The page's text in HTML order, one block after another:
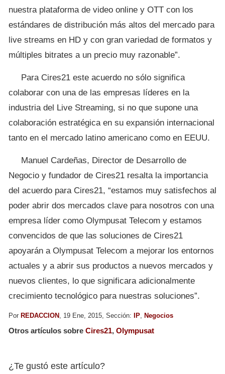
nuestra plataforma de video online y OTT con los
estándares de distribución más altos del mercado para
live streams en HD y con gran variedad de formatos y
múltiples bitrates a un precio muy razonable”.
Para Cires21 este acuerdo no sólo significa
colaborar con una de las empresas líderes en la
industria del Live Streaming, si no que supone una
colaboración estratégica en su expansión internacional
tanto en el mercado latino americano como en EEUU.
Manuel Cardeñas, Director de Desarrollo de
Negocio y fundador de Cires21 resalta la importancia
del acuerdo para Cires21, “estamos muy satisfechos al
poder abrir dos mercados clave para nosotros con una
empresa líder como Olympusat Telecom y estamos
convencidos de que las soluciones de Cires21
apoyarán a Olympusat Telecom a mejorar los entornos
actuales y a abrir sus productos a nuevos mercados y
nuevos clientes, lo que significara adicionalmente
crecimiento tecnológico para nuestras soluciones”.
Por REDACCION , 19 Ene, 2015, Sección: IP Negocios
Otros artículos sobre Cires21, Olympusat
¿Te gustó este artículo?